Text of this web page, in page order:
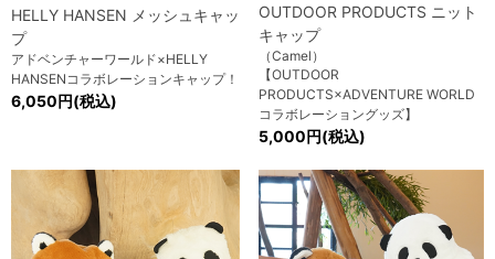
HELLY HANSEN メッシュキャッ
プ
アドベンチャーワールド×HELLY
HANSENコラボレーションキャップ！
6,050円(税込)
OUTDOOR PRODUCTS ニット
キャップ
（Camel）
【OUTDOOR
PRODUCTS×ADVENTURE WORLD
コラボレーショングッズ】
5,000円(税込)